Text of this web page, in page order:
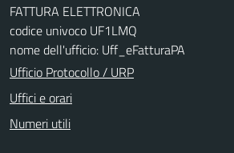
FATTURA ELETTRONICA
codice univoco UF1LMQ
nome dell'ufficio: Uff_eFatturaPA
Ufficio Protocollo / URP
Uffici e orari
Numeri utili